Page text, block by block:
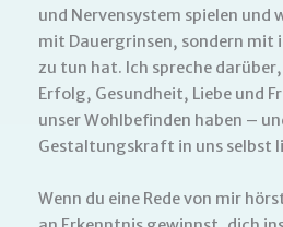
und Nervensystem spielen und
mit Dauergrinsen, sondern mit
zu tun hat. Ich spreche
Erfolg, Gesundheit, Liebe und
unser Wohlbefinden haben –
Gestaltungskraft in uns selbst
Wenn du eine Rede von mir